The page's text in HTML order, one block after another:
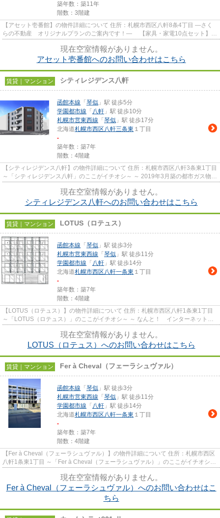
築年数：築11年
階数：3階建
【アセット壱番館】の物件詳細について 住所：札幌市西区八軒8条4丁目 ―さく
らの不動産 オリジナルプランのご案内です！― 【家具・家電10点セット】
現在空室情報がありません。
アセット壱番館へのお問い合わせはこちら
賃貸｜マンション シティレジデンス八軒
函館本線 「 琴似 」駅 徒歩5分
学園都市線 「 八軒 」駅 徒歩10分
札幌市営東西線 「 琴似 」駅 徒歩17分
北海道札幌市西区八軒三条東 １丁目
-
築年数：築7年
階数：4階建
【シティレジデンス八軒】の物件詳細について 住所：札幌市西区八軒3条東1丁目
～「シティレジデンス八軒」のここがイチオシ～ ～ 2019年3月築の都市ガス物件
現在空室情報がありません。
シティレジデンス八軒へのお問い合わせはこちら
賃貸｜マンション LOTUS（ロテュス）
函館本線 「 琴似 」駅 徒歩3分
札幌市営東西線 「 琴似 」駅 徒歩11分
学園都市線 「 八軒 」駅 徒歩14分
北海道札幌市西区八軒一条東 １丁目
-
築年数：築7年
階数：4階建
【LOTUS（ロテュス）】の物件詳細について 住所：札幌市西区八軒1条東1丁目
～「LOTUS（ロテュス）」のここがイチオシ～ ～ なんと！ インターネット＆
現在空室情報がありません。
LOTUS（ロテュス）へのお問い合わせはこちら
賃貸｜マンション Fer à Cheval（フェーラシュヴァル）
函館本線 「 琴似 」駅 徒歩3分
札幌市営東西線 「 琴似 」駅 徒歩11分
学園都市線 「 八軒 」駅 徒歩14分
北海道札幌市西区八軒一条東 １丁目
-
築年数：築7年
階数：4階建
【Fer à Cheval（フェーラシュヴァル）】の物件詳細について 住所：札幌市西区
八軒1条東1丁目 ～「Fer à Cheval（フェーラシュヴァル）」のここがイチオシ～
現在空室情報がありません。
Fer à Cheval（フェーラシュヴァル）へのお問い合わせはこ
ちら